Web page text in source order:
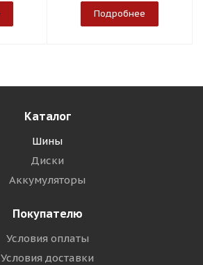
Подробнее
Каталог
Шины
Диски
Аккумуляторы
Покупателю
Условия оплаты
Условия доставки